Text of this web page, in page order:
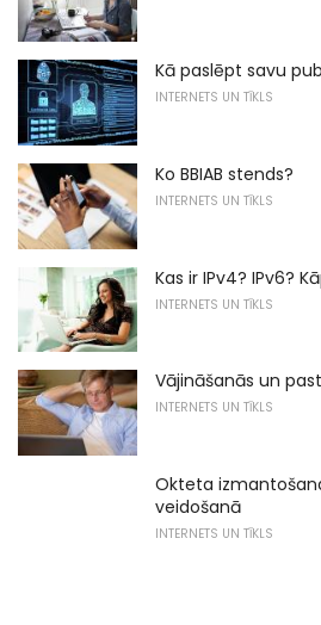
Kā paslēpt savu
INTERNETS UN TĪKLS
Ko BBIAB stends?
INTERNETS UN TĪKLS
Kas ir IPv4? IPv6?
INTERNETS UN TĪKLS
Vājināšanās un
INTERNETS UN TĪKLS
Okteta
veidošanā
INTERNETS UN TĪKLS